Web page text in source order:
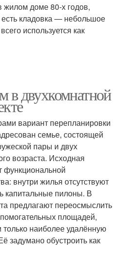
жилом доме 80-х годов,
кладовка — небольшое
используется как
в двухкомнатной
вариант перепланировки
семье, состоящей
пары и двух
возраста. Исходная
функциональной
внутри жилья отсутствуют
капитальные пилоны. В
предлагают переосмыслить
площадей,
только наиболее удалённую
задумано обустроить как